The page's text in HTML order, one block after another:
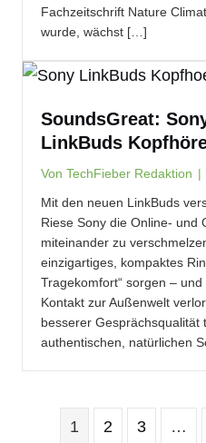
Fachzeitschrift Nature
wurde, wächst […]
SoundsGreat:
LinkBuds
Von TechFieber Redaktion |
Mit den neuen LinkBuds
Riese Sony die Online- und
miteinander zu
einzigartiges, kompaktes
Tragekomfort“ sorgen –
Kontakt zur Außenwelt
besserer Gesprächsqualität
authentischen, natürlichen
1 2 3 …